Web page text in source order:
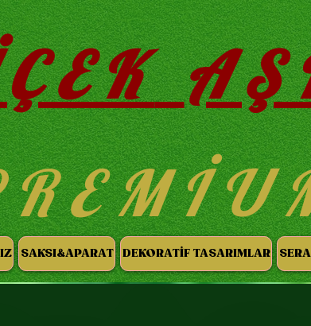
SAKSI&APARAT DEKORATİF TASARIMLAR